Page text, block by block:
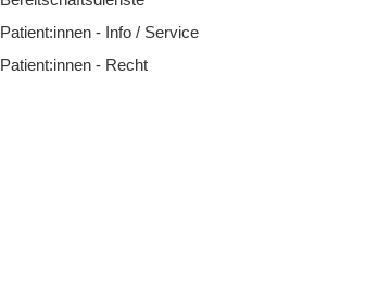
Patient:innen - Info / Service
Patient:innen - Recht